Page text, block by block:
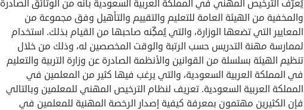
يُعرَّف الترخيص المهني في المملكة العربية السعودية بأنه من الوثائق الصادرة
والمخفية من الهيئة العامة للتعليم والتقييم والتأهيل وفق مجموعة من
المعايير التي تضعها الوزارة، والتي يُمكِّنه صاحبها من القيام بذلك. استخدام
لممارسة مهنة التدريس حسب الرتبة والوقت المخصصين له، وذلك من خلال
تنظيم الهيئة بسلسلة من القوانين والأنظمة الصادرة عن وزارة التربية والتعليم
في المملكة العربية السعودية، والتي يرغب فيها كثير من المعلمين في
المملكة العربية السعودية. تعريف لنظام الترخيص المهني للمعلمين وبالتالي
فإن الكثيرين مهتمون بمعرفة كيفية إصدار الرخصة المهنية للمعلمين في